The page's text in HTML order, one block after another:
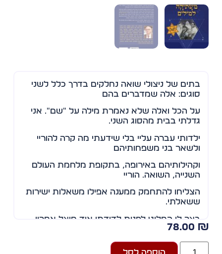
בתים של ניצולי שואה נחלקים בדרך כלל לשני
סוגים: אלה שמדברים בהם
על הכל ואלה שלא נאמרת מילה על "שם". אני
גדלתי בבית מהסוג השני.
ילדותי עברה עליי בלי שידעתי מה קרה להוריי
ולשאר בני משפחותיהם
וקהילותיהם באירופה, בתקופת מלחמת העולם
השנייה, השואה. הוריי
הצליחו להתחמק ממענה אפילו משאלות ישירות
ששאלתי.
בצר לו החליט לפנות לדודתו אוד מוצל אחרון
למשפחה וללקט את מלוא
המידע שברשותה ככל שיותיר להם הזמן. פיסות
78.00